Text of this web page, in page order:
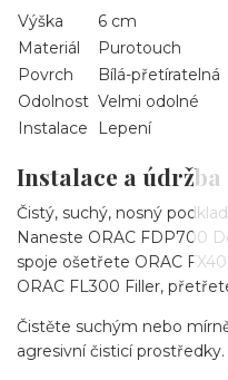
Výška
6 cm
Materiál
Purotouch
Povrch
Bílá-přetíratelná
Odolnost Velmi odolné
Instalace
Lepení
Instalace a údržba
Čistý, suchý, nosný
Naneste ORAC FDP700
spoje ošetřete ORAC
ORAC FL300 Filler,
Čistěte suchým nebo
agresivní čisticí prostředky.